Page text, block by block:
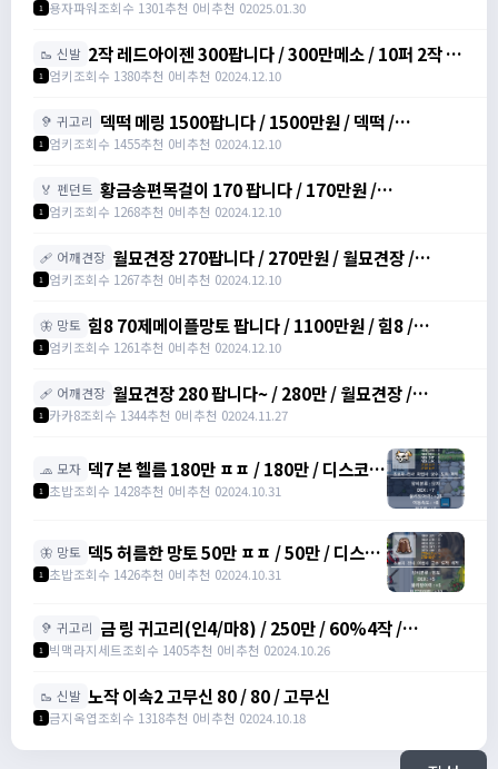
https://open.kakao.com/o/gHVyhk2f
1 용자파워조회수 1301추천 0비추천 02025.01.30
🥾 신발 2작 레드아이젠 300팝니다 / 300만메소 / 10퍼 2작 /
https://open.kakao.com/o/srDmv3Wf
1 엄키조회수 1380추천 0비추천 02024.12.10
🦻 귀고리 덱떡 메링 1500팝니다 / 1500만원 / 덱떡 /
https://open.kakao.com/o/srDmv3Wf
1 엄키조회수 1455추천 0비추천 02024.12.10
🏅 펜던트 황금송편목걸이 170 팝니다 / 170만원 /
https://open.kakao.com/o/srDmv3Wf
1 엄키조회수 1268추천 0비추천 02024.12.10
🩹 어깨견장 월묘견장 270팝니다 / 270만원 / 월묘견장 /
https://open.kakao.com/o/srDmv3Wf
1 엄키조회수 1267추천 0비추천 02024.12.10
🦋 망토 힘8 70제메이플망토 팝니다 / 1100만원 / 힘8 /
https://open.kakao.com/o/srDmv3Wf
1 엄키조회수 1261추천 0비추천 02024.12.10
🩹 어깨견장 월묘견장 280 팝니다~ / 280만 / 월묘견장 /
https://open.kakao.com/o/si771d2g
1 카카8조회수 1344추천 0비추천 02024.11.27
🧢 모자 덱7 본 헬름 180만 ㅍㅍ / 180만 / 디스코드
: banana555_
1 초밥조회수 1428추천 0비추천 02024.10.31
🦋 망토 덱5 허름한 망토 50만 ㅍㅍ / 50만 / 디스코
드 : banana555_
1 초밥조회수 1426추천 0비추천 02024.10.31
🦻 귀고리 금 링 귀고리(인4/마8) / 250만 / 60%4작 /
2500000 /
1 빅맥라지세트조회수 1405추천 0비추천 02024.10.26
🥾 신발 노작 이속2 고무신 80 / 80 / 고무신
1 금지옥엽조회수 1318추천 0비추천 02024.10.18